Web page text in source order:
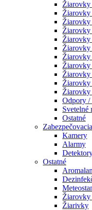
Žiarovky
Odpory /
Svetelné
Ostatné
Kamery
Alarmy
Ostatné
Žiarovky
Žiarivky